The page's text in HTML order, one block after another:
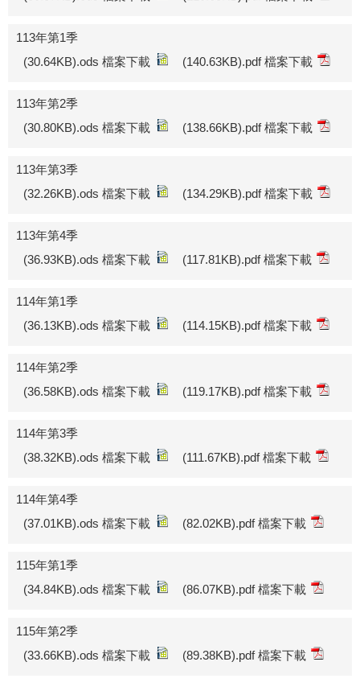
113年第1季
(30.64KB).ods 檔案下載
(140.63KB).pdf 檔案下載
113年第2季
(30.80KB).ods 檔案下載
(138.66KB).pdf 檔案下載
113年第3季
(32.26KB).ods 檔案下載
(134.29KB).pdf 檔案下載
113年第4季
(36.93KB).ods 檔案下載
(117.81KB).pdf 檔案下載
114年第1季
(36.13KB).ods 檔案下載
(114.15KB).pdf 檔案下載
114年第2季
(36.58KB).ods 檔案下載
(119.17KB).pdf 檔案下載
114年第3季
(38.32KB).ods 檔案下載
(111.67KB).pdf 檔案下載
114年第4季
(37.01KB).ods 檔案下載
(82.02KB).pdf 檔案下載
115年第1季
(34.84KB).ods 檔案下載
(86.07KB).pdf 檔案下載
115年第2季
(33.66KB).ods 檔案下載
(89.38KB).pdf 檔案下載